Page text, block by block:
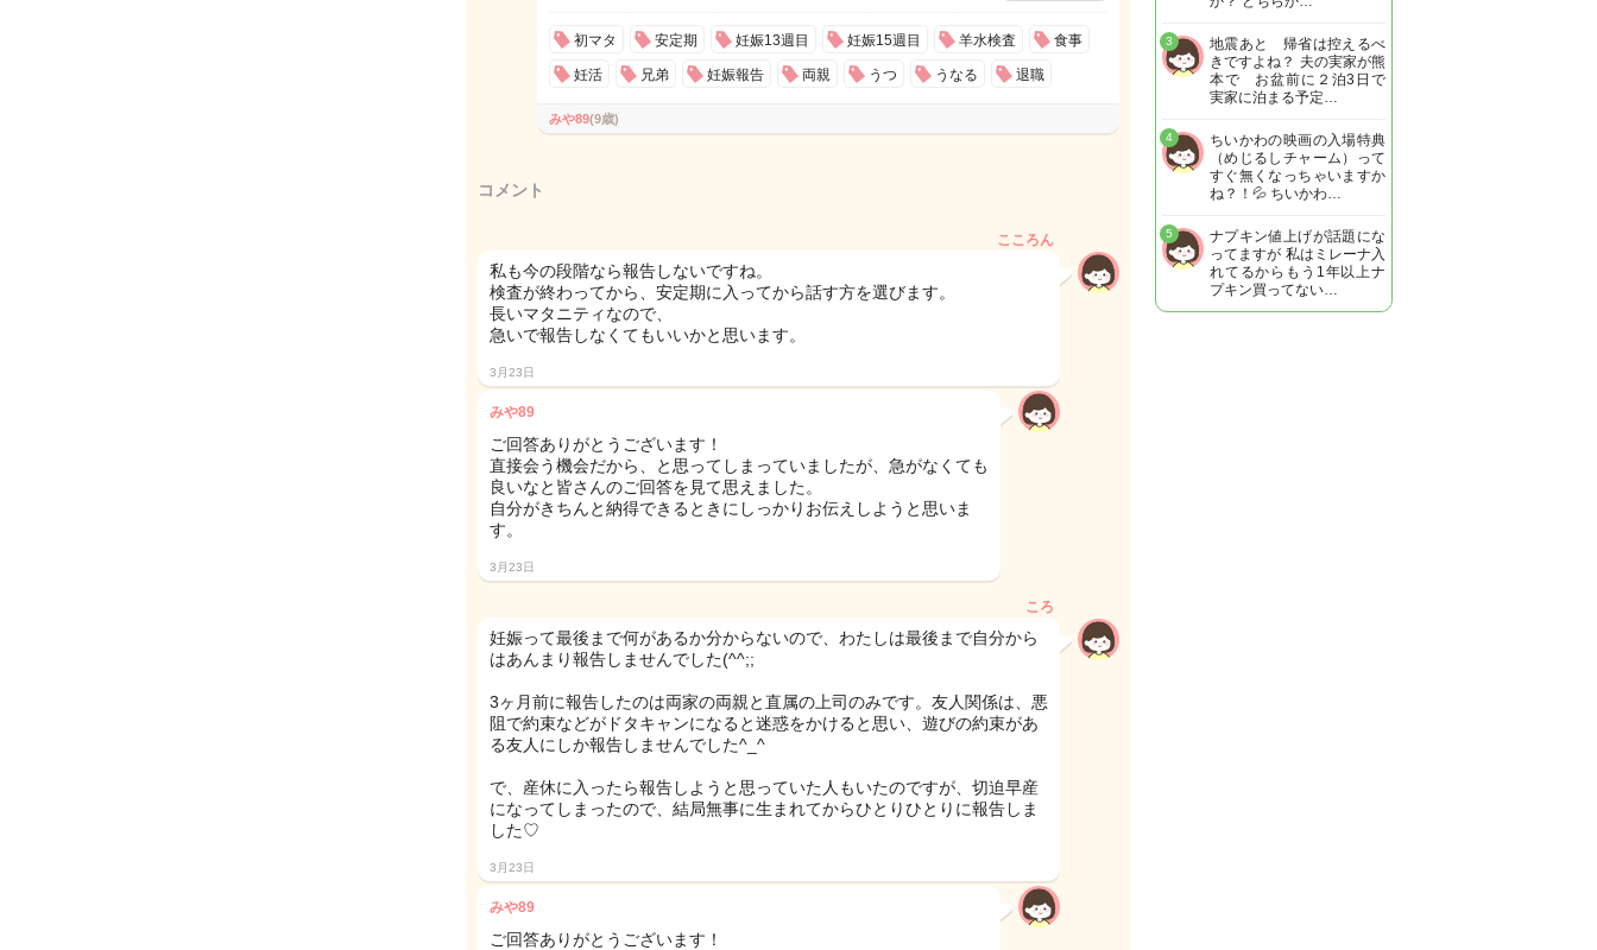
初マタ 安定期 妊娠13週目 妊娠15週目 羊水検査 食事
妊活 兄弟 妊娠報告 両親 うつ うなる 退職
みや89(9歳)
コメント
こころん
私も今の段階なら報告しないですね。
検査が終わってから、安定期に入ってから話す方を選びます。
長いマタニティなので、
急いで報告しなくてもいいかと思います。
3月23日
みや89
ご回答ありがとうございます！
直接会う機会だから、と思ってしまっていましたが、急がなくても
良いなと皆さんのご回答を見て思えました。
自分がきちんと納得できるときにしっかりお伝えしようと思いま
す。
3月23日
ころ
妊娠って最後まで何があるか分からないので、わたしは最後まで自分から
はあんまり報告しませんでした(^^;;
3ヶ月前に報告したのは両家の両親と直属の上司のみです。友人関係は、悪
阻で約束などがドタキャンになると迷惑をかけると思い、遊びの約束があ
る友人にしか報告しませんでした^_^
で、産休に入ったら報告しようと思っていた人もいたのですが、切迫早産
になってしまったので、結局無事に生まれてからひとりひとりに報告しま
した♡
3月23日
みや89
ご回答ありがとうございます！
地震あと 帰省は控えるべ
きですよね？ 夫の実家が熊
本で お盆前に２泊3日で
実家に泊まる予定…
3
ちいかわの映画の入場特典
（めじるしチャーム）って
すぐ無くなっちゃいますか
ね？！💦 ちいかわ…
4
ナプキン値上げが話題にな
ってますが 私はミレーナ入
れてるからもう1年以上ナ
プキン買ってない…
5